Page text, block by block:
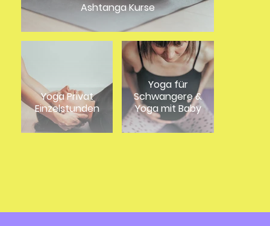
Ashtanga Kurse
Yoga Privat
Einzelstunden
Yoga für
Schwangere &
Yoga mit Baby